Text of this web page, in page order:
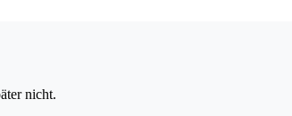
nicht.